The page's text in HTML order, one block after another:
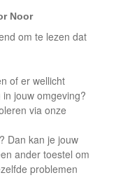
Noor
om te lezen dat
of er wellicht
jouw omgeving?
via onze
Dan kan je jouw
ander toestel om
problemen